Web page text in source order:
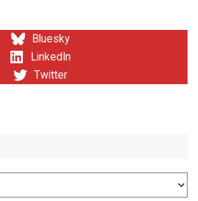
Bluesky
LinkedIn
Twitter